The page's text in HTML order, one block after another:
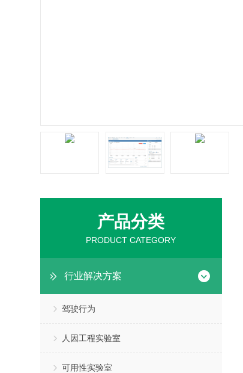
产品分类
PRODUCT CATEGORY
行业解决方案
驾驶行为
人因工程实验室
可用性实验室